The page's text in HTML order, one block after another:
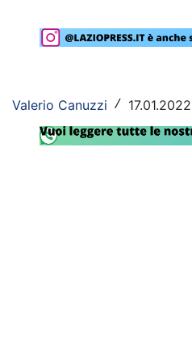
Calciomercato
Rassegna Lazio
Social
Valerio Canuzzi /